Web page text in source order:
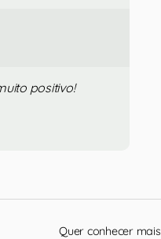
positivo!
Quer conhecer mais